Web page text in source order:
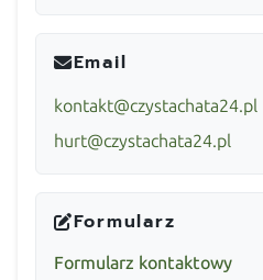
Email
kontakt@czystachata24.pl
hurt@czystachata24.pl
Formularz
Formularz kontaktowy